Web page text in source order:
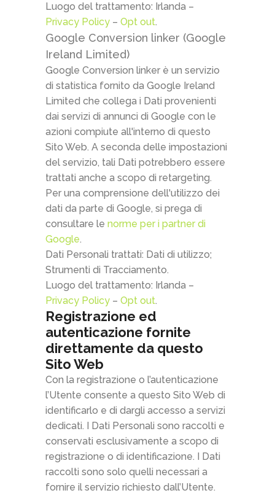
Luogo del trattamento: Irlanda –
Privacy Policy – Opt out.
Google Conversion linker (Google
Ireland Limited)
Google Conversion linker è un servizio
di statistica fornito da Google Ireland
Limited che collega i Dati provenienti
dai servizi di annunci di Google con le
azioni compiute all'interno di questo
Sito Web. A seconda delle impostazioni
del servizio, tali Dati potrebbero essere
trattati anche a scopo di retargeting.
Per una comprensione dell'utilizzo dei
dati da parte di Google, si prega di
consultare le norme per i partner di
Google.
Dati Personali trattati: Dati di utilizzo;
Strumenti di Tracciamento.
Luogo del trattamento: Irlanda –
Privacy Policy – Opt out.
Registrazione ed
autenticazione fornite
direttamente da questo
Sito Web
Con la registrazione o l’autenticazione
l’Utente consente a questo Sito Web di
identificarlo e di dargli accesso a servizi
dedicati. I Dati Personali sono raccolti e
conservati esclusivamente a scopo di
registrazione o di identificazione. I Dati
raccolti sono solo quelli necessari a
fornire il servizio richiesto dall’Utente.